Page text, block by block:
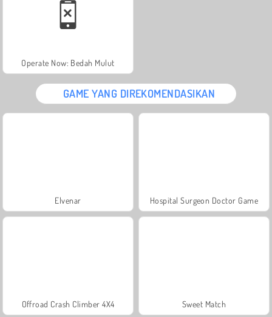
Operate Now: Bedah Mulut
GAME YANG DIREKOMENDASIKAN
Elvenar Hospital Surgeon Doctor Game
Offroad Crash Climber 4X4 Sweet Match